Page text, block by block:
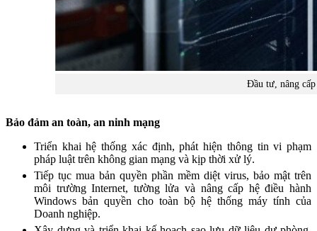
Đầu tư, nâng
Bảo đảm an toàn, an ninh mạng
Triển khai hệ thống xác định, phát hiện thông tin vi phạm
pháp luật trên không gian mạng và kịp thời xử lý.
Tiếp tục mua bản quyền phần mềm diệt virus, bảo mật trên
môi trường Internet, tường lửa và nâng cấp hệ điều hành
Windows bản quyền cho toàn bộ hệ thống máy tính của
Doanh nghiệp.